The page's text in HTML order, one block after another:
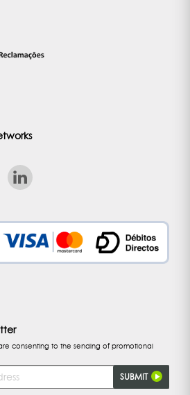
consenting to the sending of promotional
SUBMIT